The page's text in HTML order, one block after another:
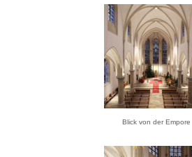
Blick von der Empore